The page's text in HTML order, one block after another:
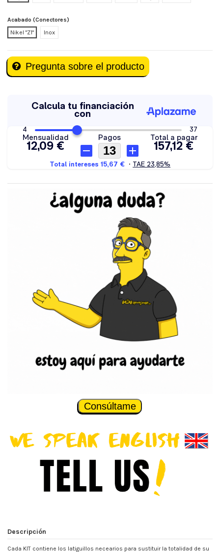
Acabado (Conectores)
Nikel "Z1"
Inox
Pregunta sobre el producto
Consúltame
Descripción
Cada KIT contiene los latiguillos necearios para sustituir la totalidad de su